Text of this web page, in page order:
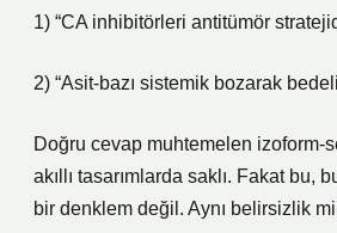
1) “CA inhibitörleri antitümör
2) “Asit-bazı sistemik bozarak
Doğru cevap muhtemelen izoform-
akıllı tasarımlarda saklı. Fakat bu,
bir denklem değil. Aynı belirsizlik